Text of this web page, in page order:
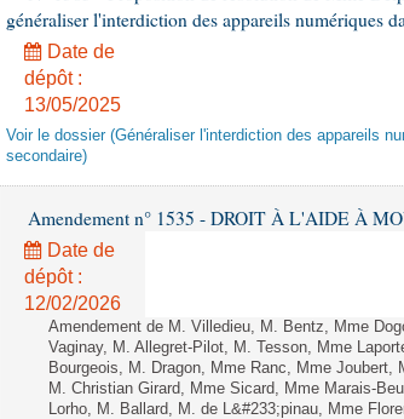
généraliser l'interdiction des appareils numériques
Date de
dépôt :
13/05/2025
Voir le dossier (Généraliser l'interdiction des appareils
secondaire)
Amendement n° 1535 - DROIT À L'AIDE À
Date de
dépôt :
12/02/2026
Amendement de M. Villedieu, M. Bentz, Mme
Vaginay, M. Allegret-Pilot, M. Tesson, Mme
Bourgeois, M. Dragon, Mme Ranc, Mme
M. Christian Girard, Mme Sicard, Mme Marais-
Lorho, M. Ballard, M. de L&#233;pinau, Mme